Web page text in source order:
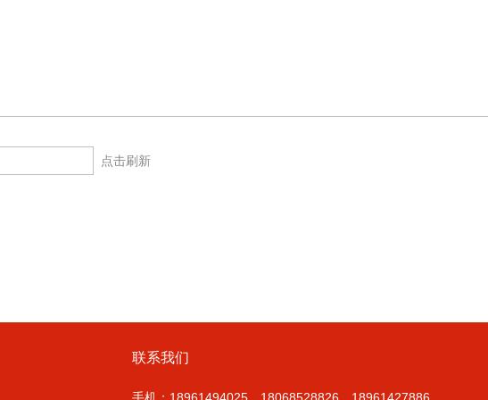
点击刷新
联系我们
手机：18961494025，18068528826，18961427886、、